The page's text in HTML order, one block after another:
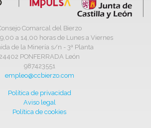
Comarcal del Bierzo
a 14,00 horas de Lunes a Viernes
de la Minería s/n - 3ª Planta
24402 PONFERRADA León
987423551
empleo@ccbierzo.com
Política de privacidad
Aviso legal
Política de cookies